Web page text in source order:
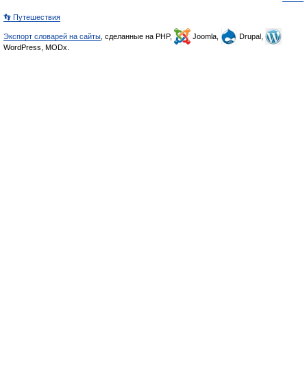
👣 Путешествия
Экспорт словарей на сайты , сделанные на PHP, Joomla,
Drupal,
WordPress, MODx.